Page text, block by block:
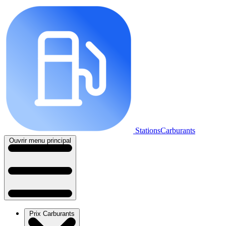
StationsCarburants
Ouvrir menu principal
Prix Carburants